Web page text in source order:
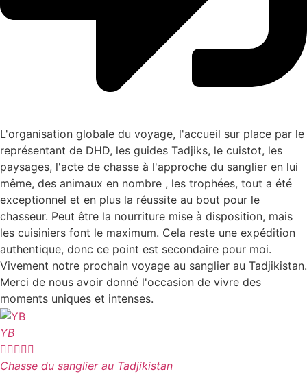
L'organisation globale du voyage, l'accueil sur place par le
représentant de DHD, les guides Tadjiks, le cuistot, les
paysages, l'acte de chasse à l'approche du sanglier en lui
même, des animaux en nombre , les trophées, tout a été
exceptionnel et en plus la réussite au bout pour le
chasseur. Peut être la nourriture mise à disposition, mais
les cuisiniers font le maximum. Cela reste une expédition
authentique, donc ce point est secondaire pour moi.
Vivement notre prochain voyage au sanglier au Tadjikistan.
Merci de nous avoir donné l'occasion de vivre des
moments uniques et intenses.
YB

Chasse du sanglier au Tadjikistan